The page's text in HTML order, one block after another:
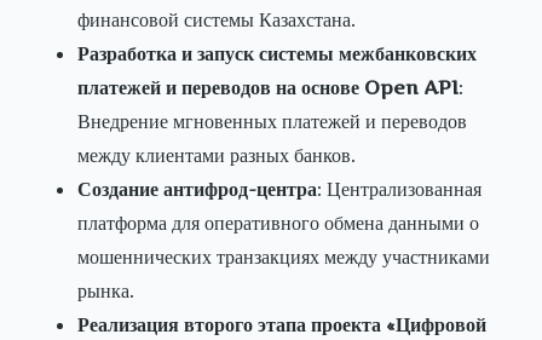
финансовой системы Казахстана.
Разработка и запуск системы межбанковских
платежей и переводов на основе Open API:
Внедрение мгновенных платежей и переводов
между клиентами разных банков.
Создание антифрод-центра: Централизованная
платформа для оперативного обмена данными о
мошеннических транзакциях между участниками
рынка.
Реализация второго этапа проекта «Цифровой